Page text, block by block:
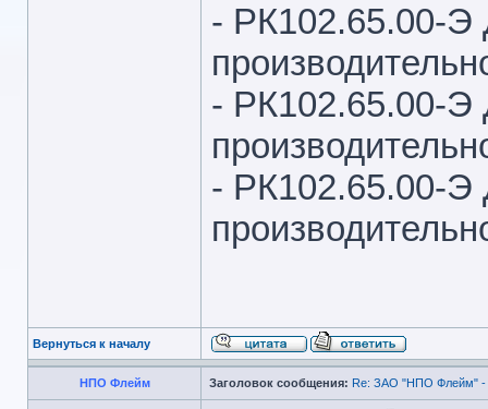
- РК102.65.00-
- РК102.65.00-
- РК102.65.00-
Вернуться к началу
НПО Флейм Заголовок сообщения: Re: ЗАО "НПО Флейм" -